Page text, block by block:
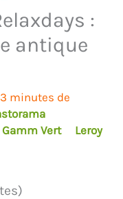
:
antique
3 minutes de
Gamm Vert
Leroy